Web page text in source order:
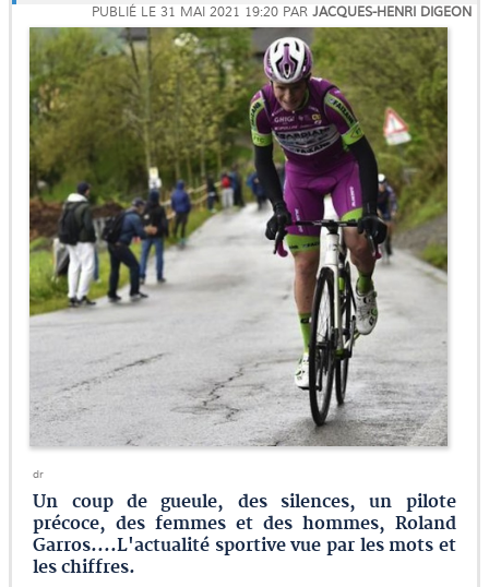
PUBLIÉ LE 31 MAI 2021 19:20 PAR JACQUES-HENRI DIGEON
dr
Un coup de gueule, des silences, un pilote
précoce, des femmes et des hommes, Roland
Garros....L'actualité sportive vue par les mots et
les chiffres.